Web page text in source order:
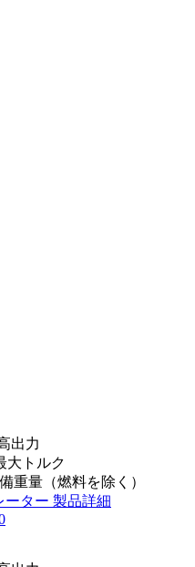
出力
大トルク
重量（燃料を除く）
ーター 製品詳細